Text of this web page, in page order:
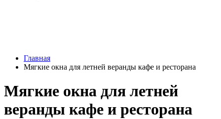
Главная
Мягкие окна для летней веранды кафе и ресторана
Мягкие окна для летней
веранды кафе и ресторана